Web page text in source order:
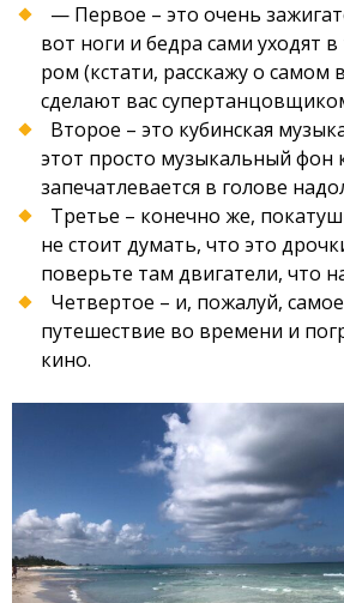
— Первое – это очень
вот ноги и бедра сами уходят
ром (кстати, расскажу о самом
сделают вас
Второе – это кубинская
этот просто музыкальный фон
запечатлевается в голове
Третье – конечно же,
не стоит думать, что это
поверьте там двигатели, что
Четвертое – и, пожалуй,
путешествие во времени и
кино.